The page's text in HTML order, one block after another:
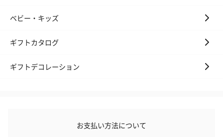
ベビー・キッズ
ギフトカタログ
ギフトデコレーション
お支払い方法について